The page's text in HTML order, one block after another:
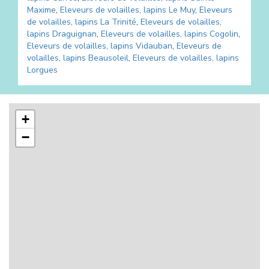
Maxime, Eleveurs de volailles, lapins Le Muy, Eleveurs
de volailles, lapins La Trinité, Eleveurs de volailles,
lapins Draguignan, Eleveurs de volailles, lapins Cogolin,
Eleveurs de volailles, lapins Vidauban, Eleveurs de
volailles, lapins Beausoleil, Eleveurs de volailles, lapins
Lorgues
+
−